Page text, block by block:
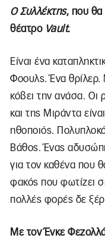
Ο Συλλέκτης, που θα
θέατρο Vault.
Είναι ένα
Φοουλς. Ένα θρίλερ.
κόβει την ανάσα. Οι
και της Μιράντα
ηθοποιός.
Βάθος. Ένας
για τον καθένα που
φακός που φωτίζει
πολλές φορές δε
Με τον Ένκε